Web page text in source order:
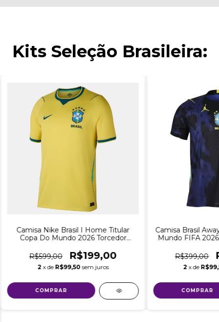
Kits Seleção Brasileira:
Camisa Nike Brasil I Home Titular
Copa Do Mundo 2026 Torcedor
R$599,00
R$199,00
2 x de R$99,50 sem juros
COMPRAR
Camisa Brasil
Mundo FIFA
R$399,00
2 x de
COMPRAR